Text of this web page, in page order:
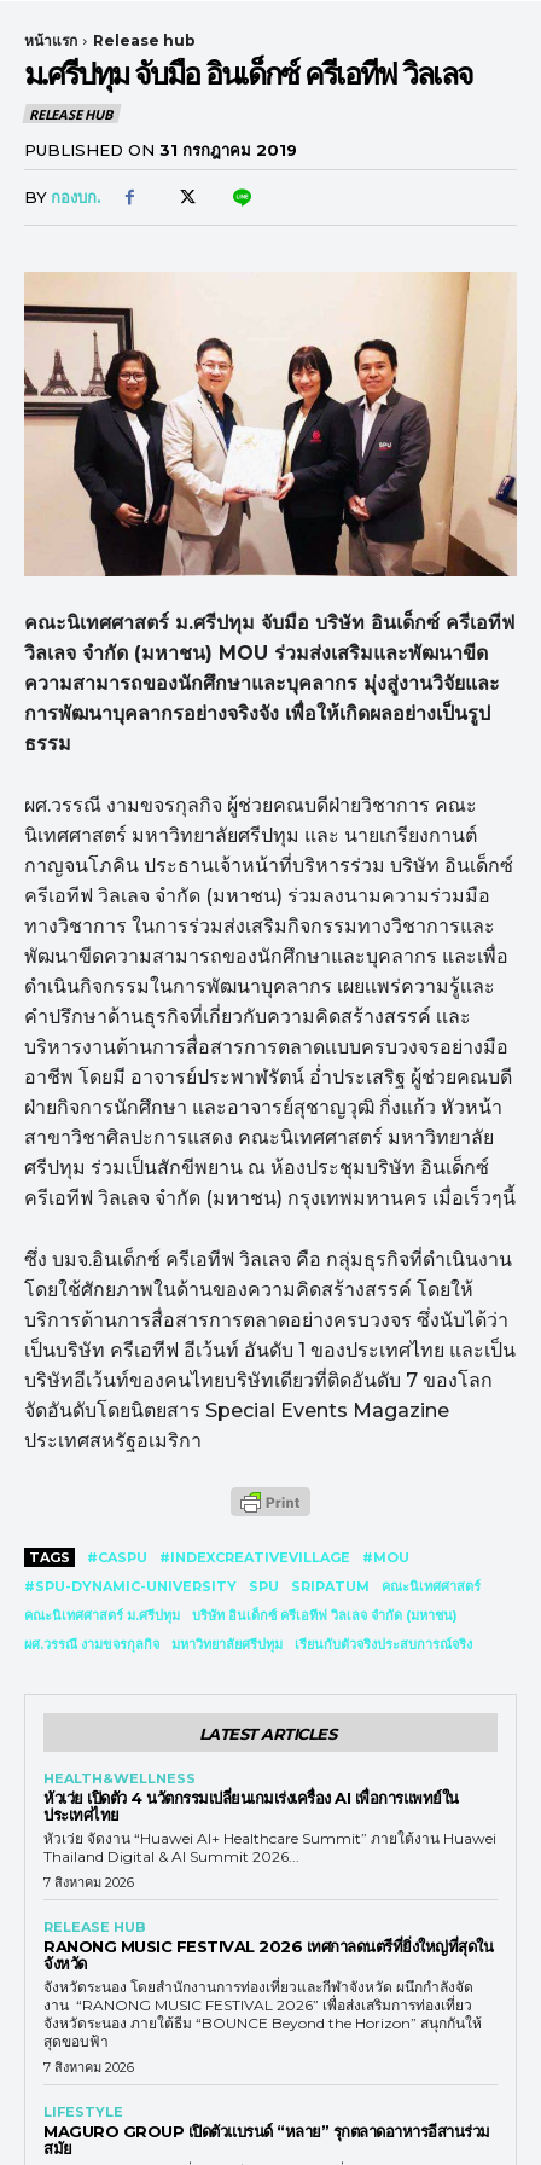
หน้าแรก Release hub
ม.ศรีปทุม จับมือ อินเด็กซ์ ครีเอทีฟ วิลเลจ
RELEASE HUB
PUBLISHED ON 31 กรกฎาคม 2019
BY กองบก.
คณะนิเทศศาสตร์ ม.ศรีปทุม จับมือ บริษัท อินเด็กซ์ ครีเอทีฟ
วิลเลจ จำกัด (มหาชน) MOU ร่วมส่งเสริมและพัฒนาขีด
ความสามารถของนักศึกษาและบุคลากร มุ่งสู่งานวิจัยและ
การพัฒนาบุคลากรอย่างจริงจัง เพื่อให้เกิดผลอย่างเป็นรูป
ธรรม
ผศ.วรรณี งามขจรกุลกิจ ผู้ช่วยคณบดีฝ่ายวิชาการ คณะ
นิเทศศาสตร์ มหาวิทยาลัยศรีปทุม และ นายเกรียงกานต์
กาญจนโภคิน ประธานเจ้าหน้าที่บริหารร่วม บริษัท อินเด็กซ์
ครีเอทีฟ วิลเลจ จำกัด (มหาชน) ร่วมลงนามความร่วมมือ
ทางวิชาการ ในการร่วมส่งเสริมกิจกรรมทางวิชาการและ
พัฒนาขีดความสามารถของนักศึกษาและบุคลากร และเพื่อ
ดำเนินกิจกรรมในการพัฒนาบุคลากร เผยเเพร่ความรู้เเละ
คำปรึกษาด้านธุรกิจที่เกี่ยวกับความคิดสร้างสรรค์ เเละ
บริหารงานด้านการสื่อสารการตลาดเเบบครบวงจรอย่างมือ
อาชีพ โดยมี อาจารย์ประพาฬรัตน์ อ่ำประเสริฐ ผู้ช่วยคณบดี
ฝ่ายกิจการนักศึกษา และอาจารย์สุชาญวุฒิ กิ่งแก้ว หัวหน้า
สาขาวิชาศิลปะการแสดง คณะนิเทศศาสตร์ มหาวิทยาลัย
ศรีปทุม ร่วมเป็นสักขีพยาน ณ ห้องประชุมบริษัท อินเด็กซ์
ครีเอทีฟ วิลเลจ จำกัด (มหาชน) กรุงเทพมหานคร เมื่อเร็วๆนี้
ซึ่ง บมจ.อินเด็กซ์ ครีเอทีฟ วิลเลจ คือ กลุ่มธุรกิจที่ดำเนินงาน
โดยใช้ศักยภาพในด้านของความคิดสร้างสรรค์ โดยให้
บริการด้านการสื่อสารการตลาดอย่างครบวงจร ซึ่งนับได้ว่า
เป็นบริษัท ครีเอทีฟ อีเว้นท์ อันดับ 1 ของประเทศไทย และเป็น
บริษัทอีเว้นท์ของคนไทยบริษัทเดียวที่ติดอันดับ 7 ของโลก
จัดอันดับโดยนิตยสาร Special Events Magazine
ประเทศสหรัฐอเมริกา
TAGS #CASPU #INDEXCREATIVEVILLAGE
#MOU
#SPU-DYNAMIC-UNIVERSITY
SPU SRIPATUM
คณะนิเทศศาสตร์
คณะนิเทศศาสตร์ ม.ศรีปทุม
บริษัท อินเด็กซ์ ครีเอทีฟ วิลเลจ จำกัด (มหาชน)
ผศ.วรรณี งามขจรกุลกิจ
มหาวิทยาลัยศรีปทุม เรียนกับตัวจริงประสบการณ์จริง
LATEST ARTICLES
HEALTH&WELLNESS
หัวเว่ย เปิดตัว 4 นวัตกรรมเปลี่ยนเกมเร่งเครื่อง AI เพื่อการแพทย์ใน
ประเทศไทย
หัวเว่ย จัดงาน “Huawei AI+ Healthcare Summit” ภายใต้งาน Huawei
Thailand Digital & AI Summit 2026...
7 สิงหาคม 2026
RELEASE HUB
RANONG MUSIC FESTIVAL 2026 เทศกาลดนตรีที่ยิ่งใหญ่ที่สุดใน
จังหวัด
จังหวัดระนอง โดยสำนักงานการท่องเที่ยวและกีฬาจังหวัด ผนึกกำลังจัด
งาน “RANONG MUSIC FESTIVAL 2026” เพื่อส่งเสริมการท่องเที่ยว
จังหวัดระนอง ภายใต้ธีม “BOUNCE Beyond the Horizon” สนุกกันให้
สุดขอบฟ้า
7 สิงหาคม 2026
LIFESTYLE
MAGURO GROUP เปิดตัวแบรนด์ “หลาย” รุกตลาดอาหารอีสานร่วม
สมัย